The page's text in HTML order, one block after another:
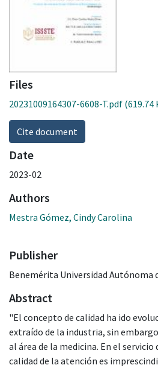
Files
20231009164307-6608-T.pdf (619.74
Cite document
Date
2023-02
Authors
Mestra Gómez, Cindy Carolina
Publisher
Benemérita Universidad Autónoma
Abstract
"El concepto de calidad ha ido
extraído de la industria, sin
al área de la medicina. En el
calidad de la atención es